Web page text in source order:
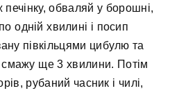
печінку, обваляй у борошні,
одній хвилині і посип
півкільцями цибулю та
смажу ще 3 хвилини. Потім
рубаний часник і чилі,